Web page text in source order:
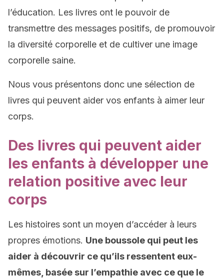
l’éducation. Les livres ont le pouvoir de
transmettre des messages positifs, de promouvoir
la diversité corporelle et de cultiver une image
corporelle saine.
Nous vous présentons donc une sélection de
livres qui peuvent aider vos enfants à aimer leur
corps.
Des livres qui peuvent aider
les enfants à développer une
relation positive avec leur
corps
Les histoires sont un moyen d’accéder à leurs
propres émotions. Une boussole qui peut les
aider à découvrir ce qu’ils ressentent eux-
mêmes, basée sur l’empathie avec ce que le